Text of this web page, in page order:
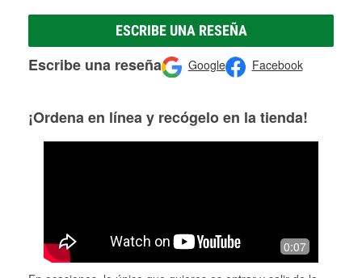
ESCRIBE UNA RESEÑA
Escribe una reseña Google Facebook
¡Ordena en línea y recógelo en la tienda!
0:07